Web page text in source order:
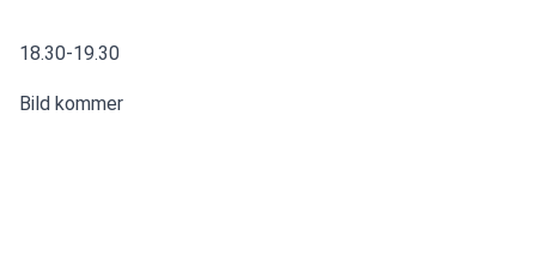
18.30-19.30
Bild kommer